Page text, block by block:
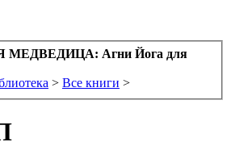
Агни Йога для
> Все книги >